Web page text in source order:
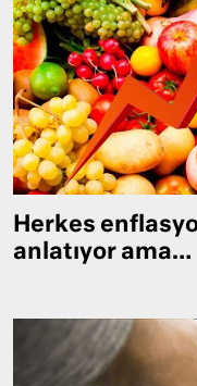
Herkes
anlatıyor ama…